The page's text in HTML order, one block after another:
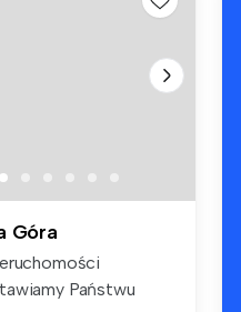
Góra
Państwu